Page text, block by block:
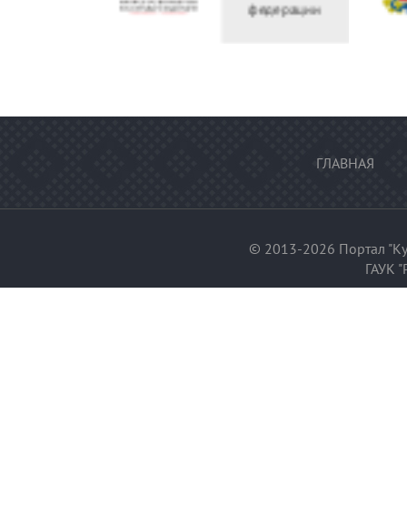
федерации
ГЛАВНАЯ
© 2013-2026 Портал
ГАУК